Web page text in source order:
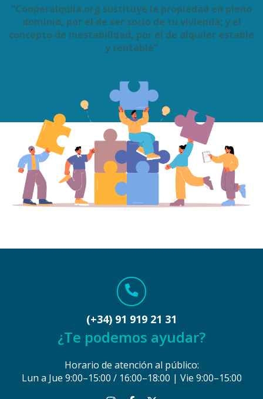
“Cooperalquila.org sustituye la propiedad en pleno
dominio, por el de ser socio de tu vivienda; y el
concepto de inestabilidad, por el de alquiler estable
y rentable”
(+34) 91 919 21 31
¿Te podemos ayudar?
Horario de atención al público:
Lun a Jue 9:00–15:00 / 16:00–18:00 | Vie 9:00–15:00